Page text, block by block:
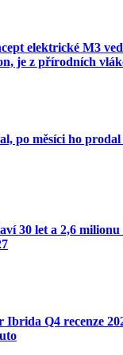
elektrické M3
je z přírodních
po měsíci ho
30 let a 2,6
Ibrida Q4 recenze